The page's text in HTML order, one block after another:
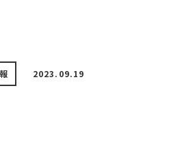
2023.09.19